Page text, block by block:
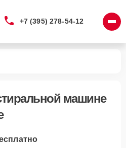
+7 (395) 278-54-12
машине